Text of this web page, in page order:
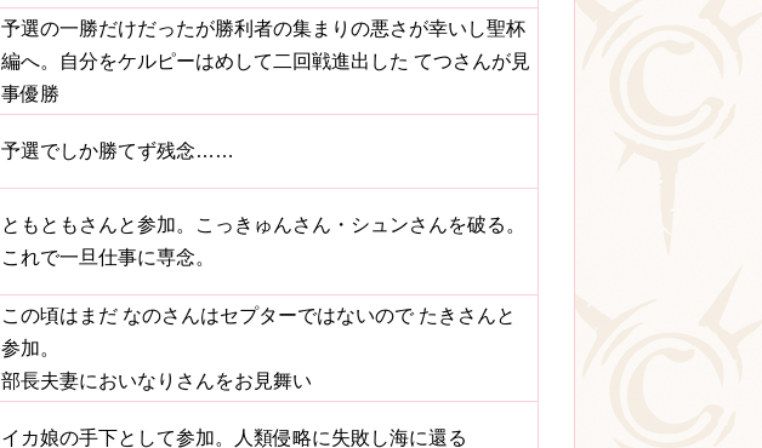
予選の一勝だけだったが勝利者の集まりの悪さが幸いし聖杯
編へ。自分をケルピーはめして二回戦進出した てつさんが見
事優勝
予選でしか勝てず残念……
ともともさんと参加。こっきゅんさん・シュンさんを破る。
これで一旦仕事に専念。
この頃はまだ なのさんはセプターではないので たきさんと
参加。
部長夫妻においなりさんをお見舞い
イカ娘の手下として参加。人類侵略に失敗し海に還る